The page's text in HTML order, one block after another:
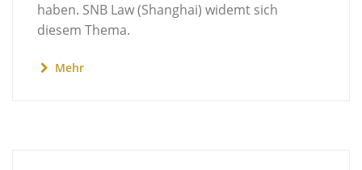
haben. SNB Law (Shanghai) widemt sich
diesem Thema.
Mehr